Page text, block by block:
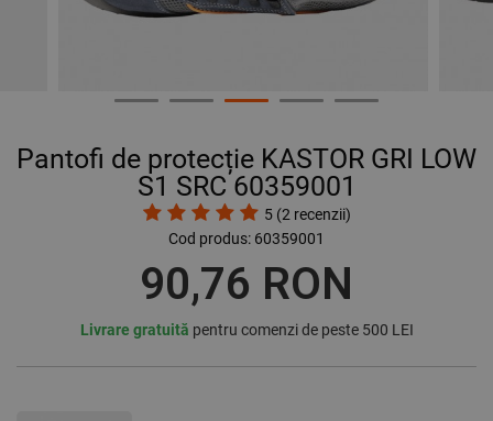
Pantofi de protecție KASTOR GRI LOW
S1 SRC 60359001
5 (2 recenzii)
Cod produs: 60359001
90,76 RON
Livrare gratuită pentru comenzi de peste 500 LEI